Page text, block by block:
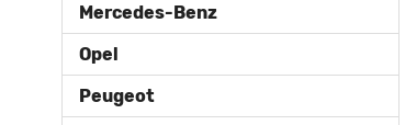
Mercedes-Benz
Opel
Peugeot